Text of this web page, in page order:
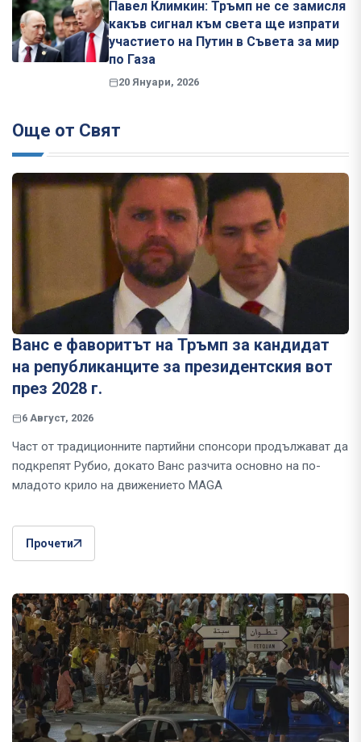
Павел Климкин: Тръмп не се замисля
какъв сигнал към света ще изпрати
участието на Путин в Съвета за мир
по Газа
20 Януари, 2026
Още от Свят
Ванс е фаворитът на Тръмп за кандидат
на републиканците за президентския вот
през 2028 г.
6 Август, 2026
Част от традиционните партийни спонсори продължават да
подкрепят Рубио, докато Ванс разчита основно на по-
младото крило на движението MAGA
Прочети